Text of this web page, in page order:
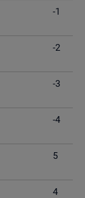
-1
-2
-3
-4
5
4